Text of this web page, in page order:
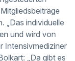
„Das individuelle
und wird von
Intensivmediziner
„Da gibt es